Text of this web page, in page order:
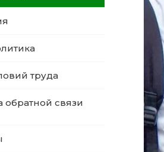
труда
обратной связи